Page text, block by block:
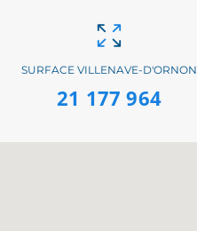
SURFACE VILLENAVE-D'ORNON
21 177 964